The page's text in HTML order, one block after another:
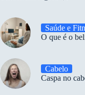
Saúde e
O que é o
Cabelo
Caspa no